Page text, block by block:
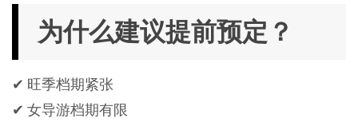
为什么建议提前预定？
✔ 旺季档期紧张
✔ 女导游档期有限